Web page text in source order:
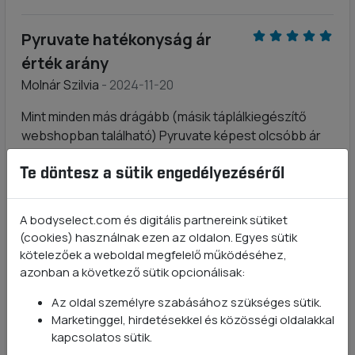
Pyruvate hatékonyság ár
érték arány
Molnár Szilvia - 2024-11-20
Mint minden más drágább (másik táplálkiegészítő
webshopban található) Pyruvate képest olcsóbb ár
és hatákonyság ugyanaz.
Ajánlom mindenkinek
F. Ducza Diána- 2024-07-24
2 éve találtam erre a termékre,nagyon megvagyok
vele elégedve!
Kiváló ár-érték arány
Ostyányiné Heresznyei Eszter
Te döntesz a sütik engedélyezéséről
A bodyselect.com és digitális partnereink sütiket
(cookies) használnak ezen az oldalon. Egyes sütik
kötelezőek a weboldal megfelelő működéséhez,
azonban a következő sütik opcionálisak:
Az oldal személyre szabásához szükséges sütik.
Marketinggel, hirdetésekkel és közösségi oldalakkal
kapcsolatos sütik.